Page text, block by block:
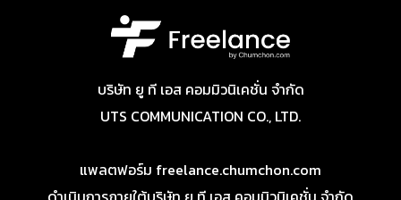
บริษัท ยู ที เอส คอมมิวนิเคชั่น จำกัด
UTS COMMUNICATION CO., LTD.
แพลตฟอร์ม freelance.chumchon.com